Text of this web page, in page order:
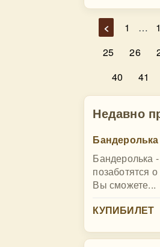
< 1 …
25
26
40
41
Недавно
Бандеролька
Бандеролька
позаботятся
Вы сможете...
КУПИБИЛЕТ